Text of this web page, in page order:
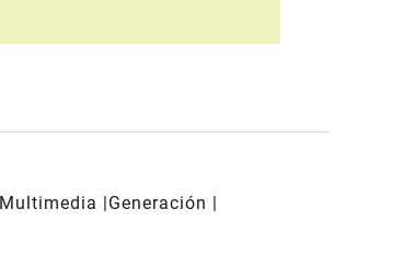
Multimedia
Generación